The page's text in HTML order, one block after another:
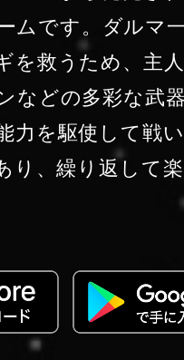
ムです。ダルマ
を救うため、主
などの多彩な武
力を駆使して戦
り、繰り返して